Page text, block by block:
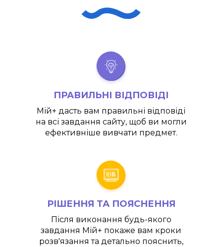
ПРАВИЛЬНІ ВІДПОВІДІ
Мій+ дасть вам правильні відповіді
на всі завдання сайту, щоб ви могли
ефективніше вивчати предмет.
РІШЕННЯ ТА ПОЯСНЕННЯ
Після виконання будь-якого
завдання Мій+ покаже вам кроки
розв'язання та детально пояснить,